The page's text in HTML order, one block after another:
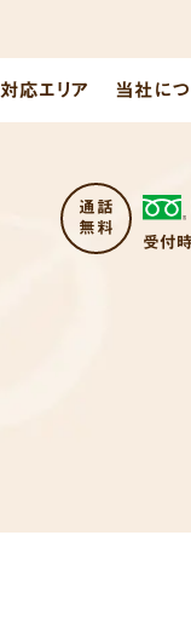
対応エリア 当社に
受付
通話
無料